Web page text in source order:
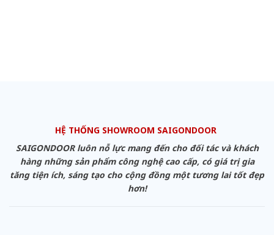
HỆ THỐNG SHOWROOM SAIGONDOOR
SAIGONDOOR luôn nỗ lực mang đến cho đối tác và khách
hàng những sản phẩm công nghệ cao cấp, có giá trị gia
tăng tiện ích, sáng tạo cho cộng đồng một tương lai tốt đẹp
hơn!